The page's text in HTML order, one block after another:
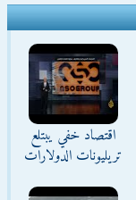
اقتصاد خفي يبتلع
تريليونات الدولارات